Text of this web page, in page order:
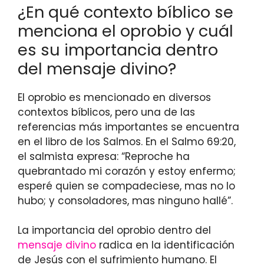
¿En qué contexto bíblico se
menciona el oprobio y cuál
es su importancia dentro
del mensaje divino?
El oprobio es mencionado en diversos
contextos bíblicos, pero una de las
referencias más importantes se encuentra
en el libro de los Salmos. En el Salmo 69:20,
el salmista expresa: “Reproche ha
quebrantado mi corazón y estoy enfermo;
esperé quien se compadeciese, mas no lo
hubo; y consoladores, mas ninguno hallé”.
La importancia del oprobio dentro del
mensaje divino radica en la identificación
de Jesús con el sufrimiento humano. El